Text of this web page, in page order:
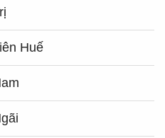
Huế